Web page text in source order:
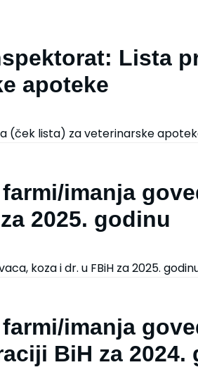
Lista
apoteke
(ček lista) za veterinarske
imanja
2025. godinu
koza i dr. u FBiH za 2025.
imanja
BiH za 2024.